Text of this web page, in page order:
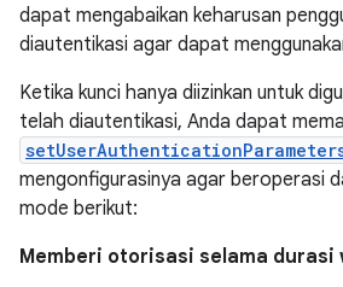
dapat mengabaikan keharusan
diautentikasi agar dapat
Ketika kunci hanya diizinkan untuk
telah diautentikasi, Anda dapat
mengonfigurasinya agar beroperasi
mode berikut:
Memberi otorisasi selama